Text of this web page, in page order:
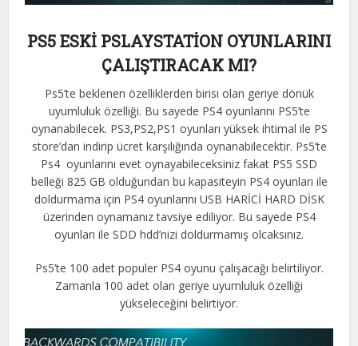
PS5 ESKİ PSLAYSTATİON OYUNLARINI
ÇALIŞTIRACAK MI?
Ps5’te beklenen özelliklerden birisi olan geriye dönük
uyumluluk özelliği. Bu sayede PS4 oyunlarını PS5’te
oynanabilecek. PS3,PS2,PS1 oyunları yüksek ihtimal ile PS
store’dan indirip ücret karşılığında oynanabilecektir. Ps5’te
Ps4 oyunlarını evet oynayabileceksiniz fakat PS5 SSD
belleği 825 GB olduğundan bu kapasiteyin PS4 oyunları ile
doldurmama için PS4 oyunlarını USB HARİCİ HARD DİSK
üzerinden oynamanız tavsiye ediliyor. Bu sayede PS4
oyunları ile SDD hdd’nizi doldurmamış olcaksınız.
Ps5’te 100 adet populer PS4 oyunu çalışacağı belirtiliyor.
Zamanla 100 adet olan geriye uyumluluk özelliği
yükseleceğini belirtiyor.